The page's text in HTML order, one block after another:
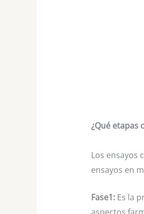
¿Qué etapas
Los ensayos
ensayos en
Fase1:Es la